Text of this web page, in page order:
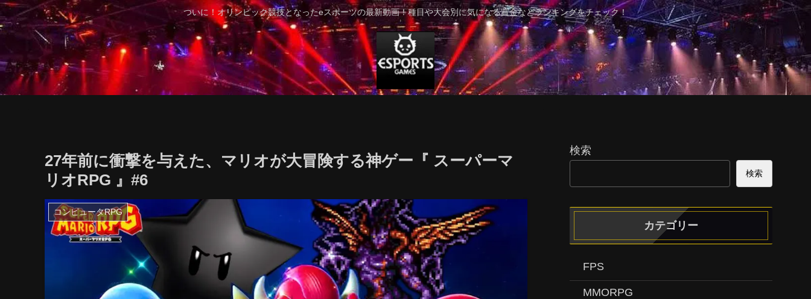
ついに！オリンピック競技となったeスポーツの最新動画！種目や大会別に気になる賞金などランキングをチェック！
27年前に衝撃を与えた、マリオが大冒険する神ゲー『 スーパーマ
リオRPG 』#6
コンピュータRPG
検索
検索
カテゴリー
FPS
MMORPG